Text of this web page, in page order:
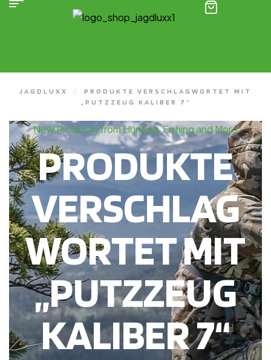
JAGDLUXX /
PRODUKTE VERSCHLAGWORTET MIT
„PUTZZEUG KALIBER 7“
New Products from Hunting, Fishing and More
PRODUKTE
VERSCHLAG
WORTET MIT
„PUTZZEUG
KALIBER 7“